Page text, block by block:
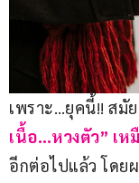
เพราะ…ยุคนี้!! สมั
เนื้อ…หวงตัว” เ
อีกต่อไปแล้ว โดย